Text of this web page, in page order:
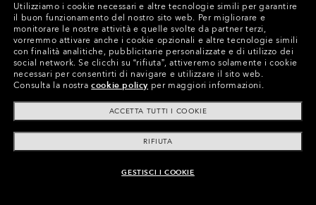
I PIÙ RICHIESTI
Eye Jacket™ Redux
Prizm™ Polarizzate
€232.00
Rafter
6 Colori
€136.00
Utilizziamo i cookie necessari e altre tecnologie simili per garantire
il buon funzionamento del nostro sito web. Per migliorare e
monitorare le nostre attività e quelle svolte da partner terzi,
vorremmo attivare anche i cookie opzionali e altre tecnologie simili
con finalità analitiche, pubblicitarie personalizzate e di utilizzo dei
social network. Se clicchi su “rifiuta”, attiveremo solamente i cookie
necessari per consentirti di navigare e utilizzare il sito web.
Consulta la nostracookie policy per maggiori informazioni.
ACCETTA TUTTI I COOKIE
RIFIUTA
GESTISCI I COOKIE
ISCRIVITI